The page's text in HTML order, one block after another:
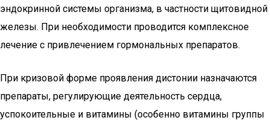
эндокринной системы организма, в частности щитовидной
железы. При необходимости проводится комплексное
лечение с привлечением гормональных препаратов.
При кризовой форме проявления дистонии назначаются
препараты, регулирующие деятельность сердца,
успокоительные и витамины (особенно витамины группы